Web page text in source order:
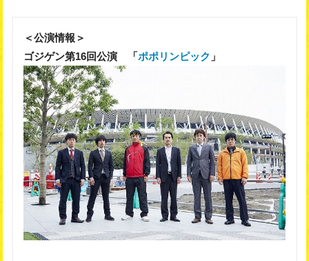
＜公演情報＞
ゴジゲン第16回公演 「ポポリンピック 」